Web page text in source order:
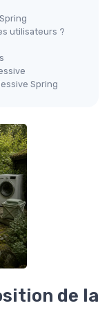
utilisateurs ?
Spring
de la